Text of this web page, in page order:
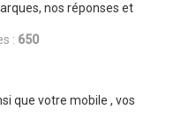
nos réponses et
: 650
que votre mobile , vos